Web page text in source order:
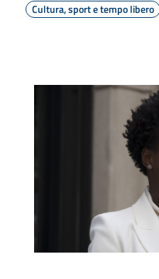
Cultura, sport e tempo libero